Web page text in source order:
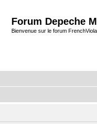
Forum Depeche
Bienvenue sur le forum